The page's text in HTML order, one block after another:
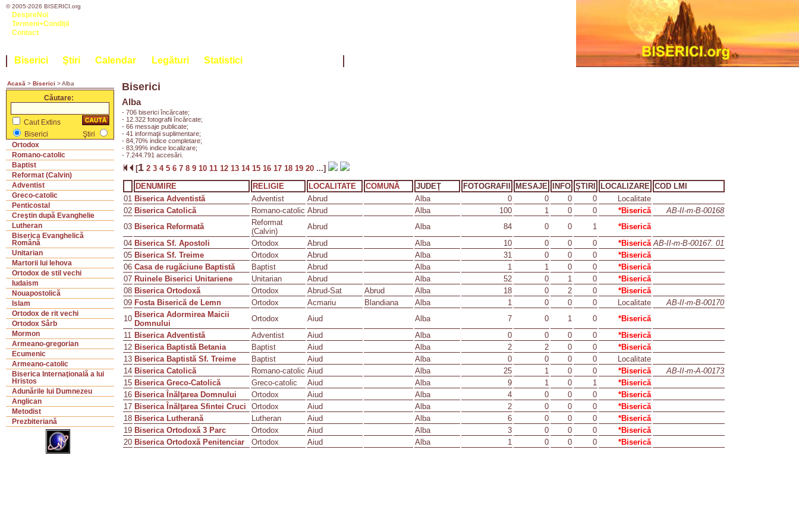
© 2005-2026 BISERICI.org
DespreNoi
Termeni+Condiţii
Contact
Biserici Ştiri Calendar Legături Statistici
Acasă > Biserici > Alba
Căutare:
Caut Extins
Biserici
Ştiri
Ortodox
Romano-catolic
Baptist
Reformat (Calvin)
Adventist
Greco-catolic
Penticostal
Creştin după Evanghelie
Lutheran
Biserica Evanghelică
Română
Unitarian
Martorii lui Iehova
Ortodox de stil vechi
Iudaism
Nouapostolică
Islam
Ortodox de rit vechi
Ortodox Sârb
Mormon
Armeano-gregorian
Ecumenic
Armeano-catolic
Biserica Internaţională a lui
Hristos
Adunările lui Dumnezeu
Anglican
Metodist
Prezbiteriană
Biserici
Alba
- 706 biserici încărcate;
- 12.322 fotografii încărcate;
- 66 messaje publicate;
- 41 informaţii suplimentare;
- 84,70% indice completare;
- 83,99% indice localizare;
- 7.244.791 accesări.
[1 2 3 4 5 6 7 8 9 10 11 12 13 14 15 16 17 18 19 20 ...]
DENUMIRE
RELIGIE LOCALITATE COMUNĂ JUDEŢ FOTOGRAFII MESAJE INFO ŞTIRI LOCALIZARE COD LMI
01 Biserica Adventistă Adventist Abrud Alba 0 0 0 0
Localitate
02 Biserica Catolică Romano-catolic Abrud Alba 100 1 0 0 *Biserică
AB-II-m-B-00168
03 Biserica Reformată
Reformat
(Calvin)
Abrud Alba 84 0 0 1
*Biserică
04 Biserica Sf. Apostoli Ortodox Abrud Alba 10 0 0 0 *Biserică AB-II-m-B-00167. 01
05 Biserica Sf. Treime Ortodox Abrud Alba 31 0 0 0
*Biserică
06 Casa de rugăciune Baptistă Baptist Abrud Alba 1 1 0 0
*Biserică
07 Ruinele Biserici Unitariene Unitarian Abrud Alba 52 0 1 0
*Biserică
08 Biserica Ortodoxă Ortodox Abrud-Sat Abrud Alba 18 0 2 0
*Biserică
09 Fosta Biserică de Lemn Ortodox Acmariu Blandiana Alba 1 0 0 0 Localitate
AB-II-m-B-00170
10 Biserica Adormirea Maicii
Domnului
Ortodox Aiud Alba 7 0 1 0
*Biserică
11 Biserica Adventistă Adventist Aiud Alba 0 0 0 0
*Biserică
12 Biserica Baptistă Betania Baptist Aiud Alba 2 2 0 0
*Biserică
13 Biserica Baptistă Sf. Treime Baptist Aiud Alba 0 0 0 0
Localitate
14 Biserica Catolică Romano-catolic Aiud Alba 25 1 0 0 *Biserică
AB-II-m-A-00173
15 Biserica Greco-Catolică Greco-catolic Aiud Alba 9 1 0 1
*Biserică
16 Biserica Înălţarea Domnului Ortodox Aiud Alba 4 0 0 0
*Biserică
17 Biserica Înălţarea Sfintei Cruci Ortodox Aiud Alba 2 0 0 0
*Biserică
18 Biserica Lutherană Lutheran Aiud Alba 6 0 0 0
*Biserică
19 Biserica Ortodoxă 3 Parc Ortodox Aiud Alba 3 0 0 0
*Biserică
20 Biserica Ortodoxă Penitenciar Ortodox Aiud Alba 1 0 0 0 *Biserică